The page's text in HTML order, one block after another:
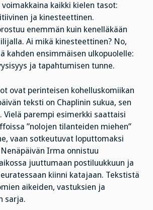
kaikki kielen tasot:
ja kinesteettinen.
enemmän kuin kenelläkään
Ai mikä kinesteettinen? No,
kahden ensimmäisen ulkopuolelle:
ja tapahtumisen tunne.
ovat perinteisen kohelluskomiikan
teksti on Chaplinin sukua, sen
Vielä parempi esimerkki saattaisi
”nolojen tilanteiden miehen”
vaan sotkeutuvat loputtomaksi
Irma onnistuu
juuttumaan postiluukkuun ja
kiinni katajaan. Tekstistä
aikeiden, vastuksien ja
sarja.